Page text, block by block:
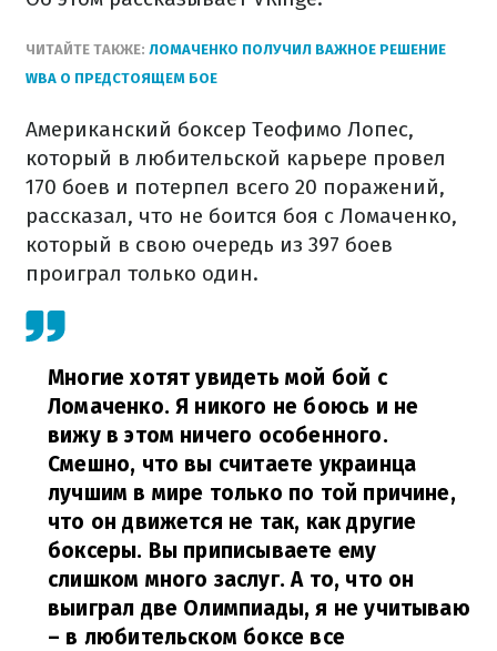
ЧИТАЙТЕ ТАКЖЕ: ЛОМАЧЕНКО ПОЛУЧИЛ ВАЖНОЕ РЕШЕНИЕ
WBA О ПРЕДСТОЯЩЕМ БОЕ
Американский боксер Теофимо Лопес,
который в любительской карьере провел
170 боев и потерпел всего 20 поражений,
рассказал, что не боится боя с Ломаченко,
который в свою очередь из 397 боев
проиграл только один.
Многие хотят увидеть мой бой с
Ломаченко. Я никого не боюсь и не
вижу в этом ничего особенного.
Смешно, что вы считаете украинца
лучшим в мире только по той причине,
что он движется не так, как другие
боксеры. Вы приписываете ему
слишком много заслуг. А то, что он
выиграл две Олимпиады, я не учитываю
– в любительском боксе все